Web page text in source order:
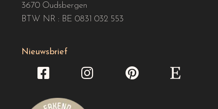
3670 Oudsbergen
BTW NR : BE 0831 032 553
Nieuwsbrief